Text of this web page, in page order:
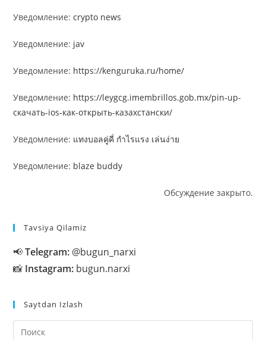
Уведомление:crypto news
Уведомление: jav
Уведомление: https://kenguruka.ru/home/
Уведомление: https://leygcg.imembrillos.gob.mx/pin‑up-
скачать-ios-как-открыть-казахстански/
Уведомление: แทงบอลคู่คี่ กำไรแรง เล่นง่าย
Уведомление: blaze buddy
Обсуждение закрыто.
Tavsiya Qilamiz
📢Telegram: @bugun_narxi
📸 Instagram: bugun.narxi
Saytdan Izlash